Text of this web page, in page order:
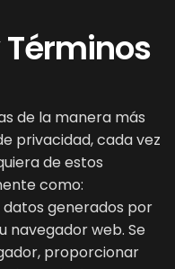
de la manera más
privacidad, cada vez
de estos
como:
generados por
navegador web. Se
proporcionar